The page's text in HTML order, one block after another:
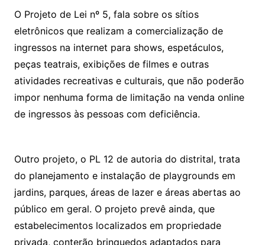
O Projeto de Lei nº 5, fala sobre os sítios
eletrônicos que realizam a comercialização de
ingressos na internet para shows, espetáculos,
peças teatrais, exibições de filmes e outras
atividades recreativas e culturais, que não poderão
impor nenhuma forma de limitação na venda online
de ingressos às pessoas com deficiência.
Outro projeto, o PL 12 de autoria do distrital, trata
do planejamento e instalação de playgrounds em
jardins, parques, áreas de lazer e áreas abertas ao
público em geral. O projeto prevê ainda, que
estabelecimentos localizados em propriedade
privada, conterão brinquedos adaptados para